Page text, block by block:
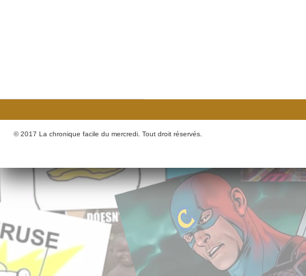
© 2017 La chronique facile du mercredi. Tout droit réservés.